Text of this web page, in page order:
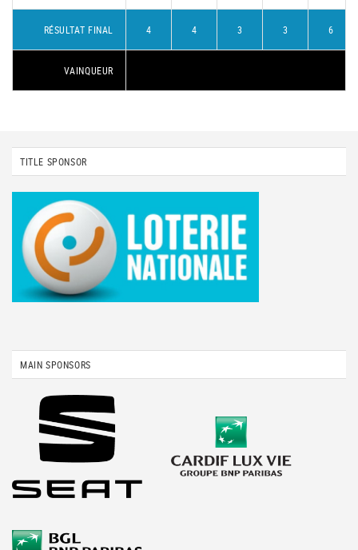
RÉSULTAT FINAL 4 4 3 3 6
VAINQUEUR
TITLE SPONSOR
MAIN SPONSORS